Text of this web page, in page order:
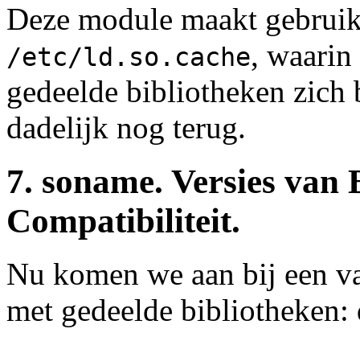
Deze module maakt
/etc/ld.so.cache,
gedeelde bibliotheken
dadelijk nog terug.
7. soname. Versies
Compatibiliteit.
Nu komen we aan bij een
met gedeelde bibliotheken: